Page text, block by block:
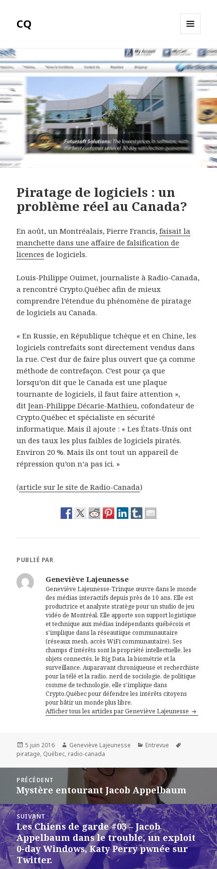
CQ
WIDGETS
Piratage de logiciels : un
problème réel au Canada?
En août, un Montréalais, Pierre Francis,faisait la
manchette dans une affaire de falsification de
licences de logiciels.
Louis-Philippe Ouimet, journaliste à Radio-Canada,
a rencontré Crypto.Québec afin de mieux
comprendre l’étendue du phénomène de piratage
de logiciels au Canada.
« En Russie, en République tchèque et en Chine, les
logiciels contrefaits sont directement vendus dans
la rue. C’est dur de faire plus ouvert que ça comme
méthode de contrefaçon. C’est pour ça que
lorsqu’on dit que le Canada est une plaque
tournante de logiciels, il faut faire attention »,
ditJean-Philippe Décarie-Mathieu, cofondateur de
Crypto.Québec et spécialiste en sécurité
informatique. Mais il ajoute : « Les États-Unis ont
un des taux les plus faibles de logiciels piratés.
Environ 20 %. Mais ils ont tout un appareil de
répression qu’on n’a pas ici. »
(article sur le site de Radio-Canada)
PUBLIÉ PAR
Geneviève Lajeunesse
Geneviève Lajeunesse-Trinque œuvre dans le monde
des médias interactifs depuis près de 10 ans. Elle est
productrice et analyste stratège pour un studio de jeu
vidéo de Montréal. Elle apporte son support logistique
et technique aux médias indépendants québécois et
s'implique dans la réseautique communautaire
(réseaux mesh, accès WiFi communautaire). Ses
champs d'intérêts sont la propriété intellectuelle, les
objets connectés, le Big Data, la biométrie et la
surveillance. Auparavant chroniqueuse et recherchiste
pour la télé et la radio, nerd de sociologie, de politique
comme de technologie, elle s'implique dans
Crypto.Québec pour défendre les intérêts citoyens
pour bâtir un monde plus libre.
Afficher tous les articles par Geneviève Lajeunesse
Publié
le
5 juin 2016 Auteur
Geneviève Lajeunesse Catégories
Entrevue
piratage, Québec, radio-canada
l’article
PRÉCÉDENT
Article
Mystère entourant Jacob Appelbaum
SUIVANT
Article
suivant :
Les Chiens de garde #03 – Jacob
Appelbaum dans le trouble, un exploit
0-day Windows, Katy Perry pwnée sur
Twitter.